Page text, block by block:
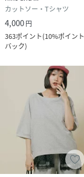
カットソー・Tシャツ
4,000円
363ポイント(10%ポイント
バック)